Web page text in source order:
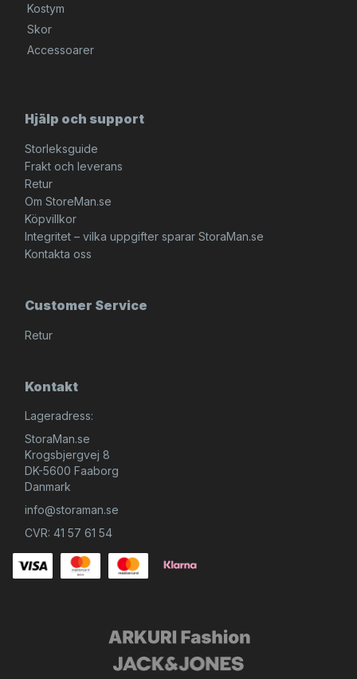
Kostym
Skor
Accessoarer
Hjälp och support
Storleksguide
Frakt och leverans
Retur
Om StoreMan.se
Köpvillkor
Integritet – vilka uppgifter sparar StoraMan.se
Kontakta oss
Customer Service
Retur
Kontakt
Lageradress:
StoraMan.se
Krogsbjergvej 8
DK-5600 Faaborg
Danmark
info@storaman.se
CVR: 41 57 61 54